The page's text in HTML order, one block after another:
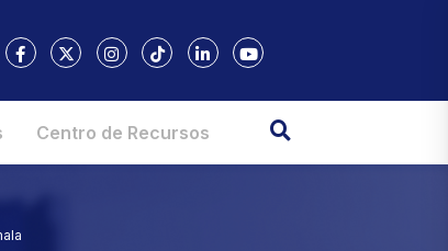
Centro de Recursos